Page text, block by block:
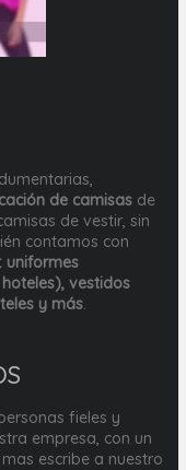
de camisasde
de vestir, sin
contamos con
uniformes
vestidos
y más.
fieles y
empresa, con un
escribe a nuestro